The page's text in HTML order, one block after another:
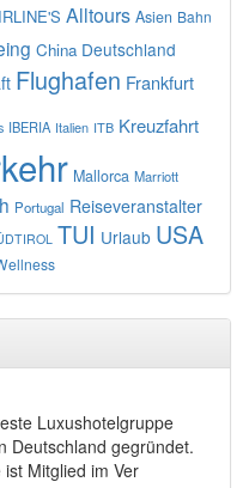
Alltours Asien Bahn
China Deutschland
Flughafen Frankfurt
IBERIA Italien ITB Kreuzfahrt
Mallorca Marriott
Portugal Reiseveranstalter
TUI Urlaub USA
Luxushotelgruppe
Deutschland gegründet.
Mitglied im Ver